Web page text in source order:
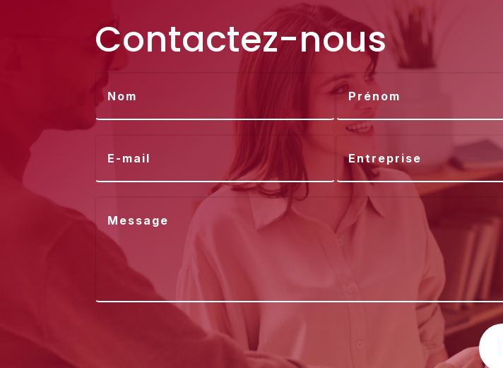
Contactez-nous